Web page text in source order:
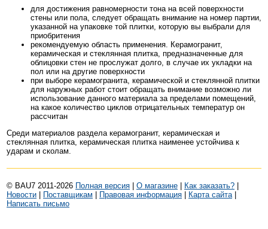
для достижения равномерности тона на всей поверхности
стены или пола, следует обращать внимание на номер партии,
указанной на упаковке той плитки, которую вы выбрали для
приобритения
рекомендуемую область применения. Керамогранит,
керамическая и стеклянная плитка, предназначенные для
облицовки стен не прослужат долго, в случае их укладки на
пол или на другие поверхности
при выборе керамогранита, керамической и стеклянной плитки
для наружных работ стоит обращать внимание возможно ли
использование данного материала за пределами помещений,
на какое количество циклов отрицательных температур он
рассчитан
Среди материалов раздела керамогранит, керамическая и
стеклянная плитка, керамическая плитка наименее устойчива к
ударам и сколам.
© BAU7 2011-2026 Полная версия О магазине Как заказать?
Новости
Поставщикам Правовая информация Карта сайта|
Написать письмо